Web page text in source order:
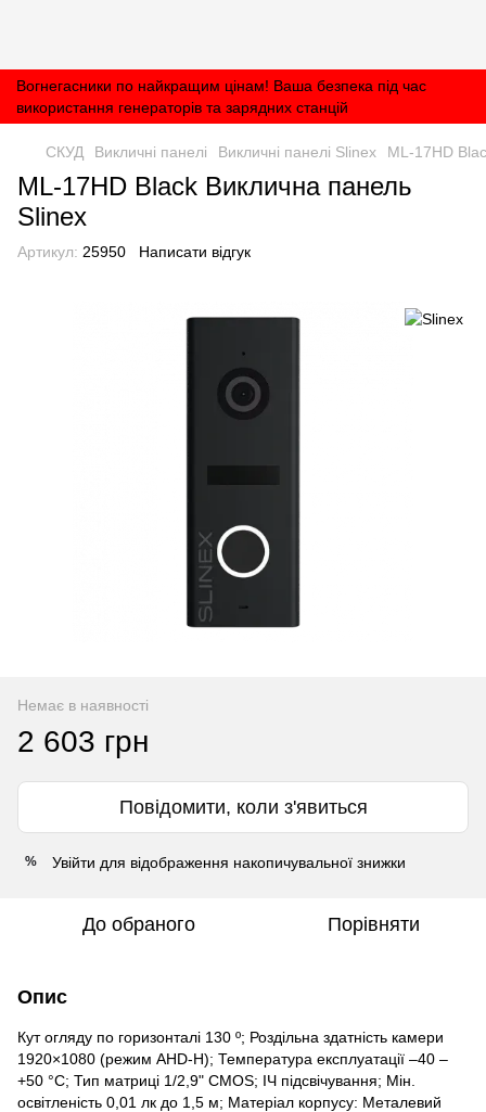
Вогнегасники по найкращим цінам! Ваша безпека під час
використання генераторів та зарядних станцій
СКУД Викличні панелі Викличні панелі Slinex ML-17HD
ML-17HD Black Виклична панель
Slinex
Артикул: 25950 Написати відгук
Немає в наявності
2 603 грн
Повідомити, коли з'явиться
% Увійти для відображення накопичувальної знижки
До обраного Порівняти
Опис
Кут огляду по горизонталі 130 º; Роздільна здатність камери
1920×1080 (режим AHD-H); Температура експлуатації –40 –
+50 °С; Тип матриці 1/2,9" CMOS; ІЧ підсвічування; Мін.
освітленість 0,01 лк до 1,5 м; Матеріал корпусу: Металевий